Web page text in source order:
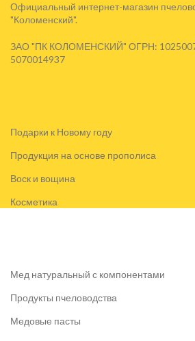
Официальный интернет-магазин
"Коломенский".
ЗАО "ПК КОЛОМЕНСКИЙ" ОГРН:
5070014937
Подарки к Новому году
Продукция на основе прополиса
Воск и вощина
Косметика
Мед натуральный с компонентами
Продукты пчеловодства
Медовые пасты